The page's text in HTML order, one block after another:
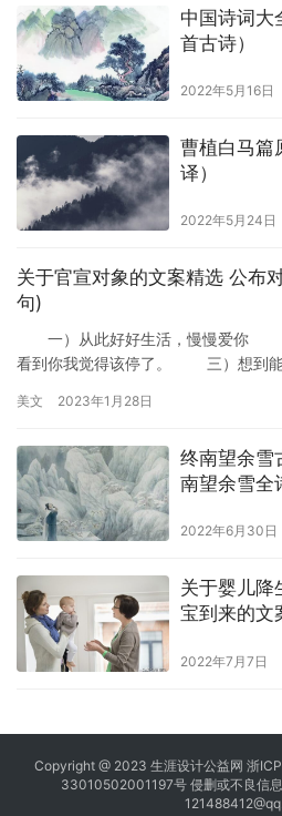
中国诗词大
首古诗）
2022年5月16日
曹植白马篇
译）
2022年5月24日
关于官宣对象的文案精选 公布
句)
一）从此好好生活，慢慢爱你 二
看到你我觉得该停了。 三）想到能
美文 2023年1月28日
终南望余雪
南望余雪全
2022年6月30日
关于婴儿降
宝到来的文
2022年7月7日
Copyright @ 2023 生涯设计公益网 浙
33010502001197号 侵删或不良信